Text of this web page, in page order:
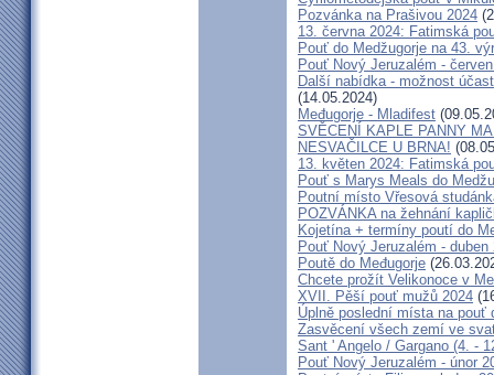
Pozvánka na Prašivou 2024
13. června 2024: Fatimská
Pouť do Medžugorje na 43.
Pouť Nový Jeruzalém -
Další nabídka - možnost
(14.05.2024)
Međugorje - Mladifest
SVĚCENÍ KAPLE PANNY
NESVAČILCE U BRNA!
13. květen 2024: Fatimská
Pouť s Marys Meals do
Poutní místo Vřesová
POZVÁNKA na žehnání
Kojetína + termíny poutí do
Pouť Nový Jeruzalém - duben
Poutě do Međugorje
Chcete prožít Velikonoce v
XVII. Pěší pouť mužů 2024
Úplně poslední místa na pouť
Zasvěcení všech zemí ve
Sant ' Angelo / Gargano (4. -
Pouť Nový Jeruzalém - únor